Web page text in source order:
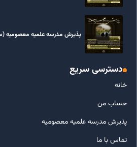
پذیرش مدرسه علمیه معصومیه‌
دسترسی سریع
خانه
حساب من
پذیرش مدرسه علمیه معصومیه
تماس با ما